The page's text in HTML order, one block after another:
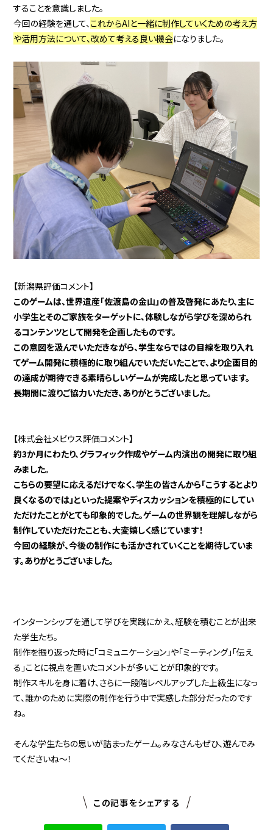
することを意識しました。
今回の経験を通して、これからAIと一緒に制作していくための考え方
や活用方法について、改めて考える良い機会になりました。
【新潟県評価コメント】
このゲームは、世界遺産「佐渡島の金山」の普及啓発にあたり、主に
小学生とそのご家族をターゲットに、体験しながら学びを深められ
るコンテンツとして開発を企画したものです。
この意図を汲んでいただきながら、学生ならではの目線を取り入れ
てゲーム開発に積極的に取り組んでいただいたことで、より企画目的
の達成が期待できる素晴らしいゲームが完成したと思っています。
長期間に渡りご協力いただき、ありがとうございました。
【株式会社メビウス評価コメント】
約3か月にわたり、グラフィック作成やゲーム内演出の開発に取り組
みました。
こちらの要望に応えるだけでなく、学生の皆さんから「こうするとより
良くなるのでは」といった提案やディスカッションを積極的にしてい
ただけたことがとても印象的でした。ゲームの世界観を理解しながら
制作していただけたことも、大変嬉しく感じています！
今回の経験が、今後の制作にも活かされていくことを期待していま
す。ありがとうございました。
インターンシップを通して学びを実践にかえ、経験を積むことが出来
た学生たち。
制作を振り返った時に「コミュニケーション」や「ミーティング」「伝え
る」ことに視点を置いたコメントが多いことが印象的です。
制作スキルを身に着け、さらに一段階レベルアップした上級生になっ
て、誰かのために実際の制作を行う中で実感した部分だったのです
ね。
そんな学生たちの思いが詰まったゲーム。みなさんもぜひ、遊んでみ
てくださいね～！
この記事をシェアする